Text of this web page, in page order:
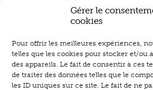
Gérer le
cookies
Pour offrir les meilleures expériences,
telles que les cookies pour stocker et/ou
des appareils. Le fait de consentir à ces
de traiter des données telles que le
les ID uniques sur ce site. Le fait de ne
Numéro 657- juin 2026